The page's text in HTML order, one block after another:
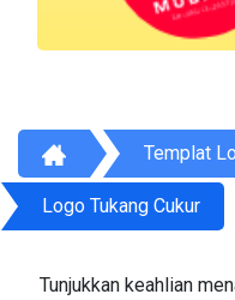
Templat
Logo Tukang Cukur
Tunjukkan keahlian